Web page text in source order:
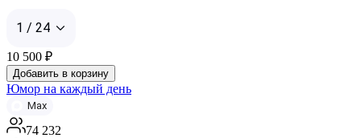
1 / 24
10 500 ₽
Добавить в корзину
Юмор на каждый день
Max
74 232